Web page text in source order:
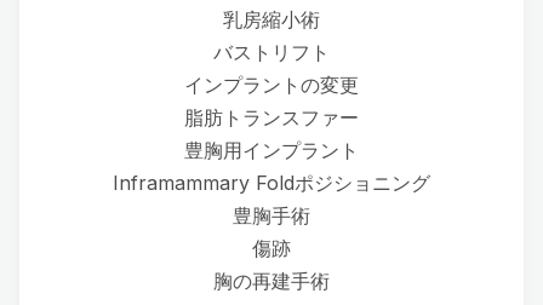
乳房縮小術
バストリフト
インプラントの変更
脂肪トランスファー
豊胸用インプラント
Inframammary Foldポジショニング
豊胸手術
傷跡
胸の再建手術